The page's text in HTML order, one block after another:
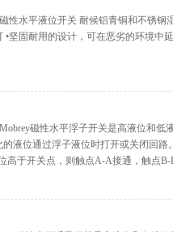
性水平液位开关 耐候铝青铜和不锈钢
坚固耐用的设计，可在恶劣的环境中
磁性水平浮子开关是高液位和低
液位通过浮子液位时打开或关闭回路
高于开关点，则触点A-A接通，触点
器。